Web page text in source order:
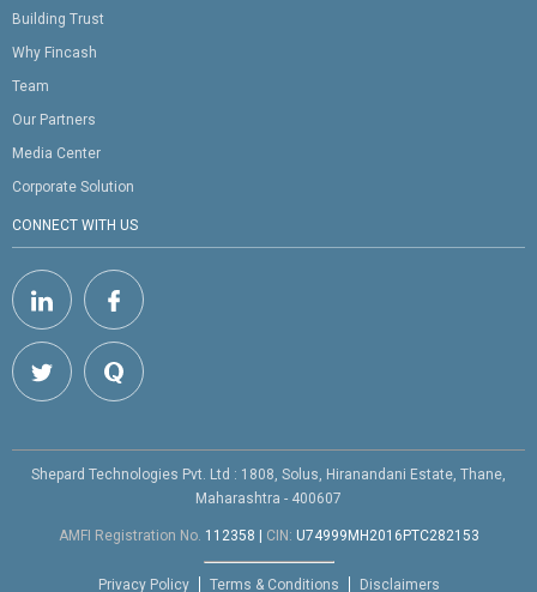
Building Trust
Why Fincash
Team
Our Partners
Media Center
Corporate Solution
CONNECT WITH US
Shepard Technologies Pvt. Ltd : 1808, Solus, Hiranandani Estate, Thane,
Maharashtra - 400607
AMFI Registration No. 112358 CIN: U74999MH2016PTC282153
Privacy Policy Terms & Conditions Disclaimers